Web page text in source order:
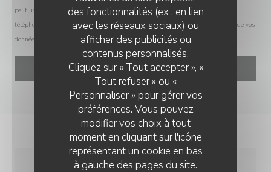
des fonctionnalités (ex : en lien
avec les réseaux sociaux) ou
afficher des publicités ou
contenus personnalisés.
Cliquez sur « Tout accepter », «
Tout refuser » ou «
Personnaliser » pour gérer vos
préférences. Vous pouvez
modifier vos choix à tout
moment en cliquant sur l'icône
représentant un cookie en bas
à gauche des pages du site.
peut user de son droit à s'inscrire sur la liste d'opposition au démarchage
téléphonique Bloctel :bloctel.gouv.fr. Pour plus d'informations sur le traitement de vos
données, consultez notrepolitique de confidentialité.
L’ALCÔVE